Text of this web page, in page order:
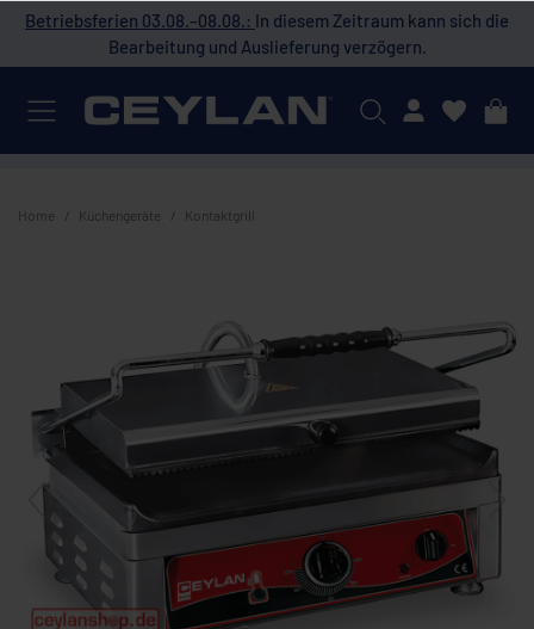
Betriebsferien 03.08.–08.08.: In diesem Zeitraum kann sich die
Bearbeitung und Auslieferung verzögern.
Mein Konto
Home Küchengeräte Kontaktgrill